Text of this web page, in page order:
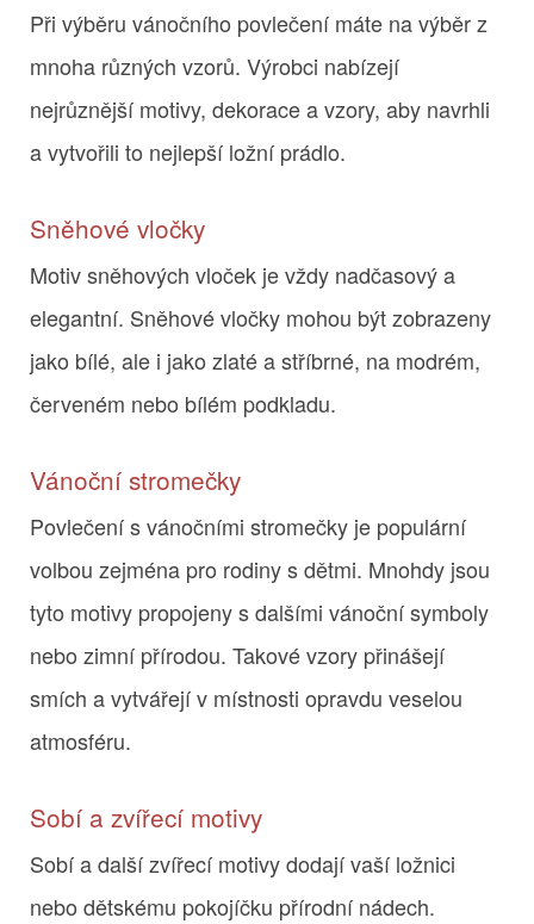
Při výběru vánočního povlečení máte na výběr z
mnoha různých vzorů. Výrobci nabízejí
nejrůznější motivy, dekorace a vzory, aby navrhli
a vytvořili to nejlepší ložní prádlo.
Sněhové vločky
Motiv sněhových vloček je vždy nadčasový a
elegantní. Sněhové vločky mohou být zobrazeny
jako bílé, ale i jako zlaté a stříbrné, na modrém,
červeném nebo bílém podkladu.
Vánoční stromečky
Povlečení s vánočními stromečky je populární
volbou zejména pro rodiny s dětmi. Mnohdy jsou
tyto motivy propojeny s dalšími vánoční symboly
nebo zimní přírodou. Takové vzory přinášejí
smích a vytvářejí v místnosti opravdu veselou
atmosféru.
Sobí a zvířecí motivy
Sobí a další zvířecí motivy dodají vaší ložnici
nebo dětskému pokojíčku přírodní nádech.